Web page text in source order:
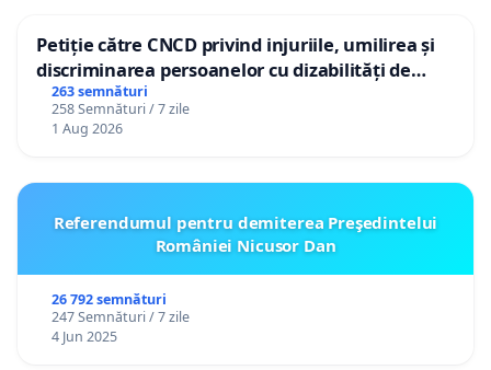
Petiție către CNCD privind injuriile, umilirea și
discriminarea persoanelor cu dizabilități de
către utilizatorul TikTok „Gorici”
263 semnături
258 Semnături / 7 zile
1 Aug 2026
Referendumul pentru demiterea Preşedintelui
României Nicusor Dan
26 792 semnături
247 Semnături / 7 zile
4 Jun 2025